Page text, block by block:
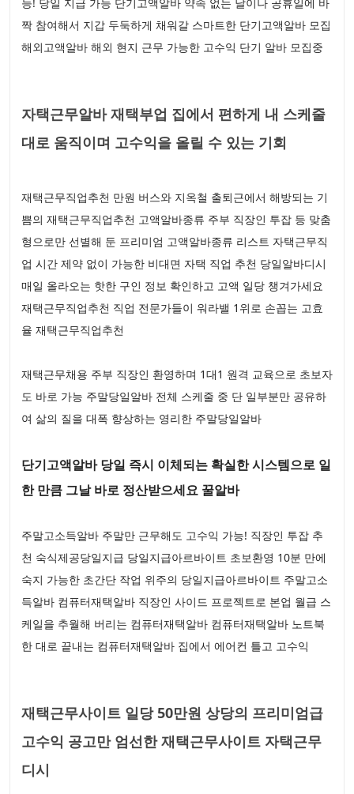
능! 당일 지급 가능 단기고액알바 약속 없는 날이나 공휴일에 바
짝 참여해서 지갑 두둑하게 채워갈 스마트한 단기고액알바 모집
해외고액알바 해외 현지 근무 가능한 고수익 단기 알바 모집중
자택근무알바 재택부업 집에서 편하게 내 스케줄
대로 움직이며 고수익을 올릴 수 있는 기회
재택근무직업추천 만원 버스와 지옥철 출퇴근에서 해방되는 기
쁨의 재택근무직업추천 고액알바종류 주부 직장인 투잡 등 맞춤
형으로만 선별해 둔 프리미엄 고액알바종류 리스트 자택근무직
업 시간 제약 없이 가능한 비대면 자택 직업 추천 당일알바디시
매일 올라오는 핫한 구인 정보 확인하고 고액 일당 챙겨가세요
재택근무직업추천 직업 전문가들이 워라밸 1위로 손꼽는 고효
율 재택근무직업추천
재택근무채용 주부 직장인 환영하며 1대1 원격 교육으로 초보자
도 바로 가능 주말당일알바 전체 스케줄 중 단 일부분만 공유하
여 삶의 질을 대폭 향상하는 영리한 주말당일알바
단기고액알바 당일 즉시 이체되는 확실한 시스템으로 일
한 만큼 그날 바로 정산받으세요 꿀알바
주말고소득알바 주말만 근무해도 고수익 가능! 직장인 투잡 추
천 숙식제공당일지급 당일지급아르바이트 초보환영 10분 만에
숙지 가능한 초간단 작업 위주의 당일지급아르바이트 주말고소
득알바 컴퓨터재택알바 직장인 사이드 프로젝트로 본업 월급 스
케일을 추월해 버리는 컴퓨터재택알바 컴퓨터재택알바 노트북
한 대로 끝내는 컴퓨터재택알바 집에서 에어컨 틀고 고수익
재택근무사이트 일당 50만원 상당의 프리미엄급
고수익 공고만 엄선한 재택근무사이트 자택근무
디시